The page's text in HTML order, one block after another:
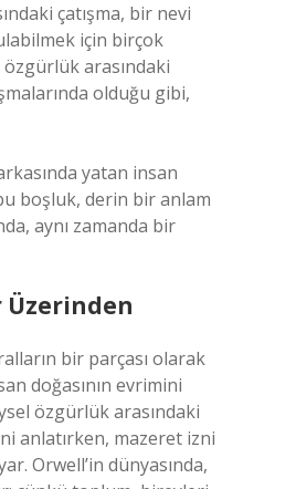
çatışma, bir nevi
için birçok
arasındaki
olduğu gibi,
yatan insan
boşluk, derin bir anlam
aynı zamanda bir
bir parçası olarak
doğasının evrimini
özgürlük arasındaki
anlatırken, mazeret izni
Orwell’in dünyasında,